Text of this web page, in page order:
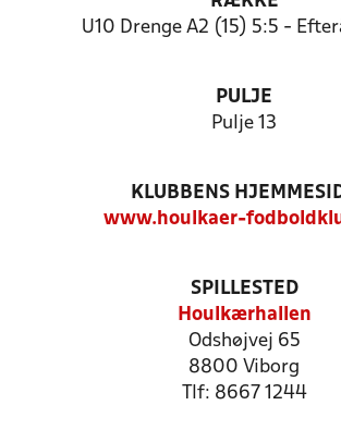
U10 Drenge A2 (15) 5:5 -
PULJE
Pulje 13
KLUBBENS
www.houlkaer-
SPILLESTED
Houlkærhallen
Odshøjvej 65
8800 Viborg
Tlf: 8667 1244